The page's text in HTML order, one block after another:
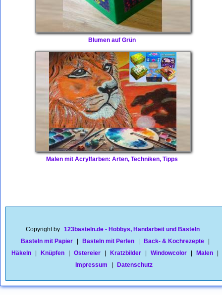
Blumen auf Grün
Malen mit Acrylfarben: Arten, Techniken, Tipps
Copyright by 123basteln.de - Hobbys, Handarbeit und Basteln
Basteln mit Papier
Basteln mit Perlen Back- & Kochrezepte
Häkeln
Knüpfen Ostereier Kratzbilder Windowcolor Malen
Impressum
Datenschutz